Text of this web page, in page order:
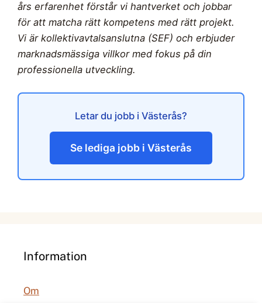
års erfarenhet förstår vi hantverket och jobbar
för att matcha rätt kompetens med rätt projekt.
Vi är kollektivavtalsanslutna (SEF) och erbjuder
marknadsmässiga villkor med fokus på din
professionella utveckling.
Letar du jobb i Västerås?
Se lediga jobb i Västerås
Information
Om